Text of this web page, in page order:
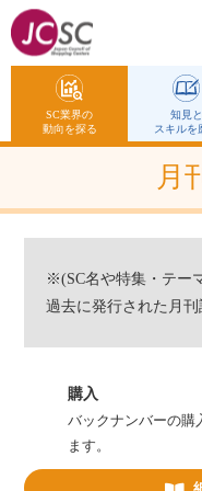
SC業界の
動向を探る
知見と
スキルを
月
※(SC名や特集・テー
過去に発行された月刊
購入
バックナンバーの購
ます。